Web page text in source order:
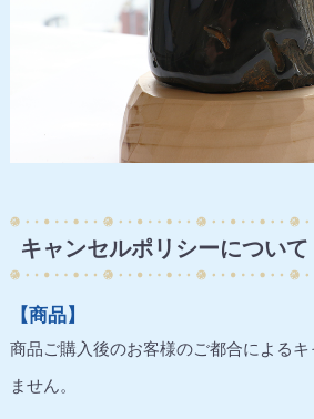
キャンセルポリシーについて
【商品】
商品ご購入後のお客様のご都合による
ません。